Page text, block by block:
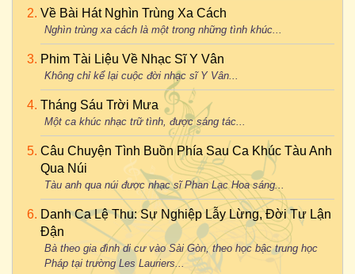
Về Bài Hát Nghìn Trùng Xa Cách
Nghìn trùng xa cách là một trong những tình khúc...
Phim Tài Liệu Về Nhạc Sĩ Y Vân
Không chỉ kể lại cuộc đời nhạc sĩ Y Vân...
Tháng Sáu Trời Mưa
Một ca khúc nhạc trữ tình, được sáng tác...
Câu Chuyện Tình Buồn Phía Sau Ca Khúc Tàu Anh
Qua Núi
Tàu anh qua núi được nhạc sĩ Phan Lạc Hoa sáng...
Danh Ca Lệ Thu: Sự Nghiệp Lẫy Lừng, Đời Tư Lận
Đận
Bà theo gia đình di cư vào Sài Gòn, theo học bậc trung học
Pháp tại trường Les Lauriers...